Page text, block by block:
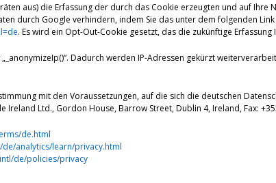
aus) die Erfassung der durch das Cookie erzeugten und auf
durch Google verhindern, indem Sie das unter dem folgenden
. Es wird ein Opt-Out-Cookie gesetzt, das die zukünftige
Dadurch werden IP-Adressen gekürzt
mit den Voraussetzungen, auf die sich die deutschen
Ltd., Gordon House, Barrow Street, Dublin 4, Ireland, Fax:
de.html
analytics/learn/privacy.html
de/policies/privacy